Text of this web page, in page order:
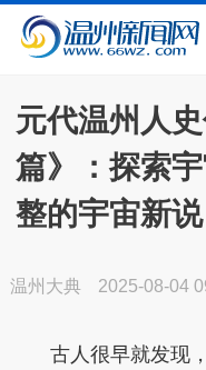
元代温州人
篇》：探索
整的宇宙新说
温州大典 2025-08-04
古人很早就发现